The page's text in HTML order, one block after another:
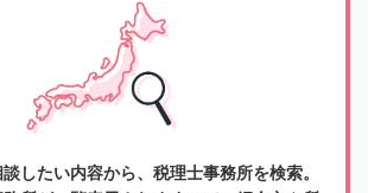
したい内容から、税理士事務所を検索。